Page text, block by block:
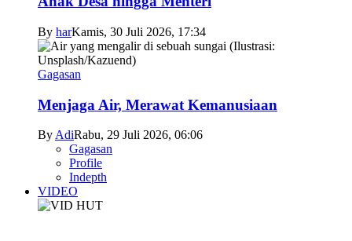
By harKamis, 30 Juli 2026, 17:34
Gagasan
Menjaga Air, Merawat Kemanusiaan
ByAdiRabu, 29 Juli 2026, 06:06
Gagasan
Profile
Indepth
VIDEO